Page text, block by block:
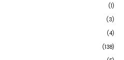
(1)
(3)
(4)
(138)